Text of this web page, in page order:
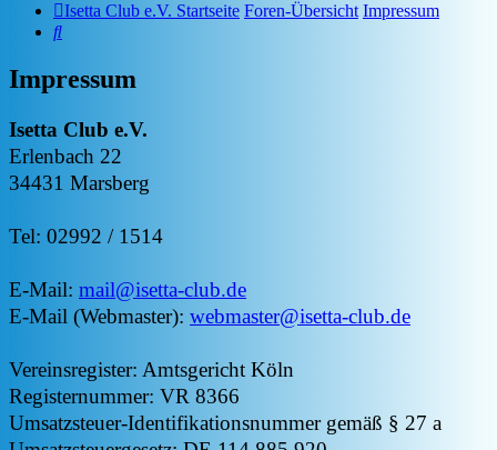
Isetta Club e.V. Startseite Foren-Übersicht Impressum
Suche
Impressum
Isetta Club e.V.
Erlenbach 22
34431 Marsberg
Tel: 02992 / 1514
E-Mail: mail@isetta-club.de
E-Mail (Webmaster): webmaster@isetta-club.de
Vereinsregister: Amtsgericht Köln
Registernummer: VR 8366
Umsatzsteuer-Identifikationsnummer gemäß § 27 a